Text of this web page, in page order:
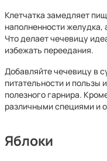
Клетчатка замедляет
наполненности желудка,
Что делает чечевицу
избежать переедания.
Добавляйте чечевицу в
питательности и пользы
полезного гарнира.
различными специями и
Яблоки